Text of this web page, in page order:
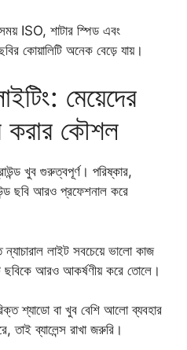
ISO, শাটার স্পিড এবং
কোয়ালিটি অনেক বেড়ে যায়।
মেয়েদের
করার কৌশল
খুব গুরুত্বপূর্ণ। পরিষ্কার,
ছবি আরও প্রফেশনাল করে
লাইট সবচেয়ে ভালো কাজ
আরও আকর্ষণীয় করে তোলে।
শ্যাডো বা খুব বেশি আলো ব্যবহার
তাই ব্যালেন্স রাখা জরুরি।